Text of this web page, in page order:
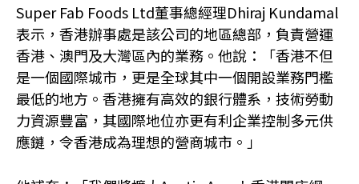
Super Fab Foods Ltd董事總經理Dhiraj Kundamal
表示，香港辦事處是該公司的地區總部，負責營運
香港、澳門及大灣區內的業務。他說：「香港不但
是一個國際城市，更是全球其中一個開設業務門檻
最低的地方。香港擁有高效的銀行體系，技術勞動
力資源豐富，其國際地位亦更有利企業控制多元供
應鏈，令香港成為理想的營商城市。」